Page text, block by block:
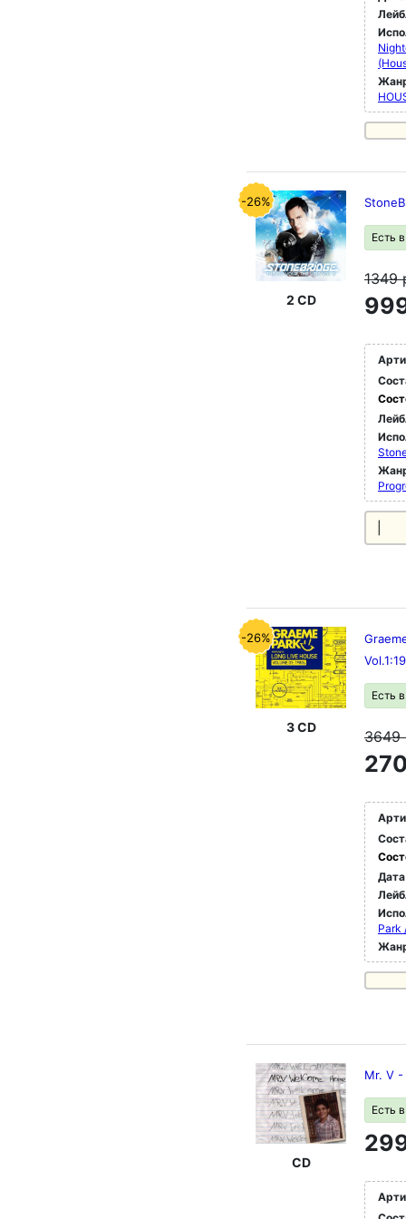
-26%
2 CD
Есть
1349
-26%
3 CD
Есть
3649
Park
CD
Mr. V -
Есть